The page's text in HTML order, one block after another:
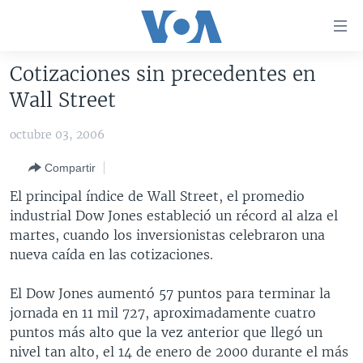
accesibilidad
contenido
Salte
navegador
principal
Salte
AMÉRICA DEL NORTE
MÉXICO
HAITÍ
ELECCIONES EEUU
VOTO DIVIDIDO
VOA VERIFICA
VOA VERIFICA UCRANIA/RUSIA
VOA VERIFICA INMIGRACIÓN
VOA VERIFICA AMÉRICA LATINA
AMÉRICA LATINA
ARGENTINA
BOLIVIA
COLOMBIA
CHILE
PERÚ
ECUADOR
CHINA EN AMÉRICA LATINA
CENTROAMÉRICA
COSTA RICA
EL SALVADOR
GUATEMALA
HONDURAS
OTRAS SECCIONES
INMIGRACIÓN
LIBERTAD DE PRENSA
MUNDO
ESPECIALES DE LA VOA
LIBERTAD DE PRENSA
UCRANIA
Cotizaciones sin precedentes en
Wall Street
octubre 03, 2006
Compartir
El principal índice de Wall Street, el promedio
industrial Dow Jones estableció un récord al alza el
martes, cuando los inversionistas celebraron una
nueva caída en las cotizaciones.
El Dow Jones aumentó 57 puntos para terminar la
jornada en 11 mil 727, aproximadamente cuatro
puntos más alto que la vez anterior que llegó un
nivel tan alto, el 14 de enero de 2000 durante el más